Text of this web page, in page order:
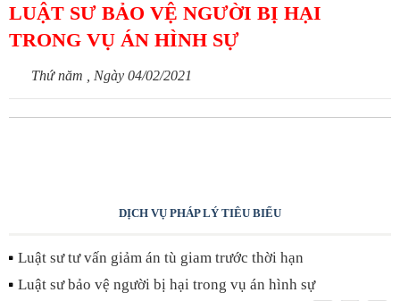
LUẬT SƯ BẢO VỆ NGƯỜI BỊ HẠI
TRONG VỤ ÁN HÌNH SỰ
Thứ năm , Ngày 04/02/2021
DỊCH VỤ PHÁP LÝ TIÊU BIỂU
Luật sư tư vấn giảm án tù giam trước thời hạn
Luật sư bảo vệ người bị hại trong vụ án hình sự